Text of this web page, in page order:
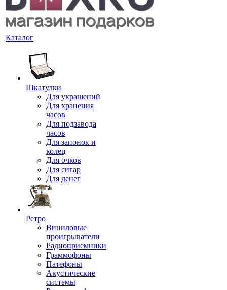
Каталог
Шкатулки
Для украшений
Для хранения
часов
Для подзавода
часов
Для запонок и
колец
Для очков
Для сигар
Для денег
Ретро
Виниловые
проигрыватели
Радиоприемники
Граммофоны
Патефоны
Акустические
системы